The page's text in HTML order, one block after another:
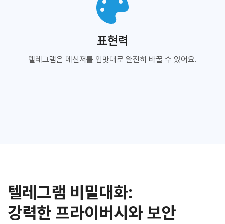
표현력
텔레그램은 메신저를 입맛대로 완전히 바꿀 수 있어요.
텔레그램 비밀대화:
강력한 프라이버시와 보안